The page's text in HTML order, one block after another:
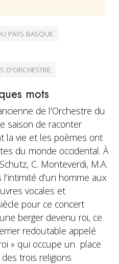
PAYS BASQUE
D'ORCHESTRE
mots
de l’Orchestre du
saison de raconter
la vie et les poèmes ont
du monde occidental. À
C. Monteverdi, M.A.
d’un homme aux
vocales et
pour ce concert
berger devenu roi, ce
redoutable appelé
» qui occupe un place
trois religions